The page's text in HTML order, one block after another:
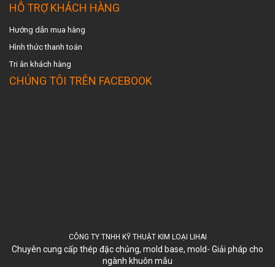
HỖ TRỢ KHÁCH HÀNG
Hướng dẫn mua hàng
Hình thức thanh toán
Tri ân khách hàng
CHÚNG TÔI TRÊN FACEBOOK
CÔNG TY TNHH KỸ THUẬT KIM LOẠI LIHAI
Chuyên cung cấp thép đặc chủng, mold base, mold- Giải pháp cho
ngành khuôn mẫu